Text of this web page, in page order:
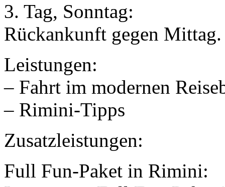
3. Tag, Sonntag:
Rückankunft gegen Mittag.
Leistungen:
– Fahrt im modernen
– Rimini-Tipps
Zusatzleistungen:
Full Fun-Paket in Rimini: